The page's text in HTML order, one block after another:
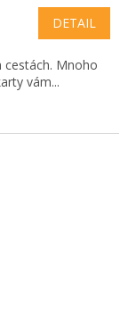
DETAIL
cestách. Mnoho
vám...